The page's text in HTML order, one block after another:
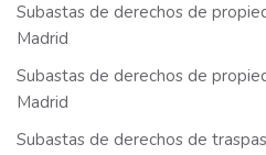
Subastas de derechos de
Madrid
Subastas de derechos de
Madrid
Subastas de derechos de